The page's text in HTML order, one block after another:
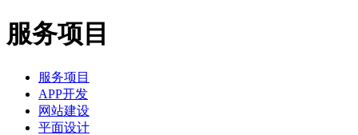
服务项目
服务项目
APP开发
网站建设
平面设计